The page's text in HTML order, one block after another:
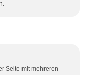
Seite mit mehreren